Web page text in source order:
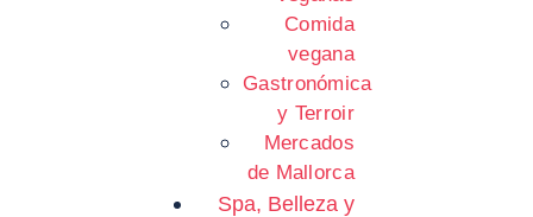
Comida
vegana
Gastronómica
y Terroir
Mercados
de Mallorca
Spa, Belleza y